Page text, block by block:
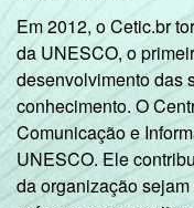
Em 2012, o Cetic.br
da UNESCO, o
desenvolvimento das
conhecimento. O
Comunicação e
UNESCO. Ele
da organização